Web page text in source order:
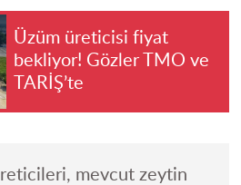
Üzüm üreticisi fiyat
bekliyor! Gözler TMO ve
TARİŞ’te
mevcut zeytin